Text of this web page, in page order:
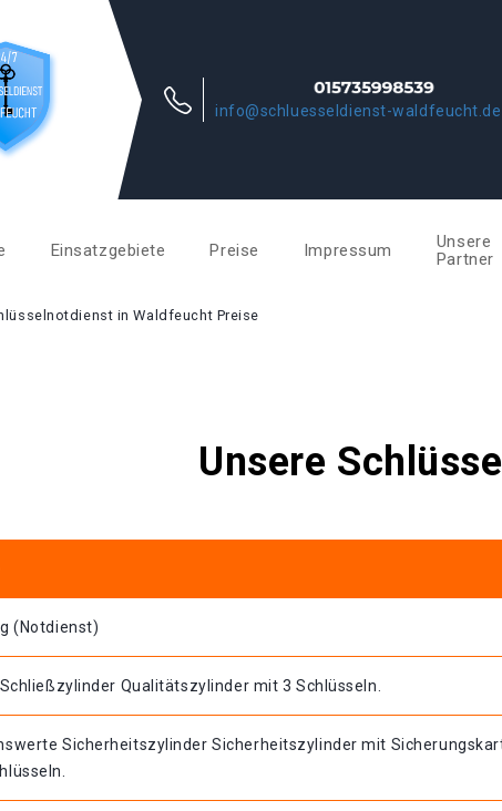
info@schluesseldienst-waldfeucht.de
Einsatzgebiete Preise Impressum
Unsere
Partner
in Waldfeucht Preise
Unsere
(Notdienst)
Qualitätszylinder mit 3 Schlüsseln.
Sicherheitszylinder Sicherheitszylinder mit